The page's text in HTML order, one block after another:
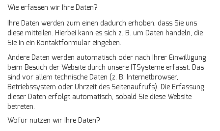
Wie erfassen wir Ihre Daten?
Ihre Daten werden zum einen dadurch erhoben, dass Sie uns
diese mitteilen. Hierbei kann es sich z. B. um Daten handeln, die
Sie in ein Kontaktformular eingeben.
Andere Daten werden automatisch oder nach Ihrer Einwilligung
beim Besuch der Website durch unsere ITSysteme erfasst. Das
sind vor allem technische Daten (z. B. Internetbrowser,
Betriebssystem oder Uhrzeit des Seitenaufrufs). Die Erfassung
dieser Daten erfolgt automatisch, sobald Sie diese Website
betreten.
Wofür nutzen wir Ihre Daten?